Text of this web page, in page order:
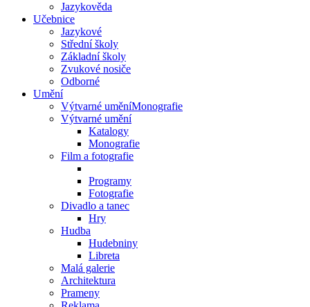
Jazykověda
Učebnice
Jazykové
Střední školy
Základní školy
Zvukové nosiče
Odborné
Umění
Výtvarné uměníMonografie
Výtvarné umění
Katalogy
Monografie
Film a fotografie
Programy
Fotografie
Divadlo a tanec
Hry
Hudba
Hudebniny
Libreta
Malá galerie
Architektura
Prameny